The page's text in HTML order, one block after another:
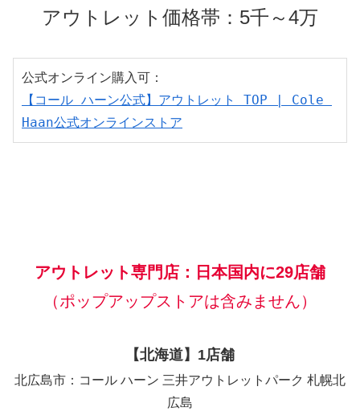
アウトレット価格帯：5千～4万
【コール ハーン公式】アウトレット TOP | Cole
Haan公式オンラインストア
アウトレット専門店：日本国内に29店舗
（ポップアップストアは含みません）
【北海道】1店舗
北広島市：コール ハーン 三井アウトレットパーク 札幌北
広島